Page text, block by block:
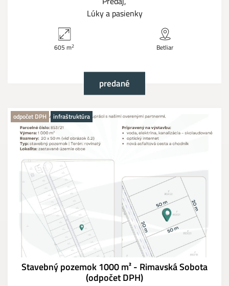
Lúky a pasienky
605 m2 Betliar
predané
odpočet DPH infraštruktúra
Stavebný pozemok 1000 m² - Rimavská Sobota
(odpočet DPH)